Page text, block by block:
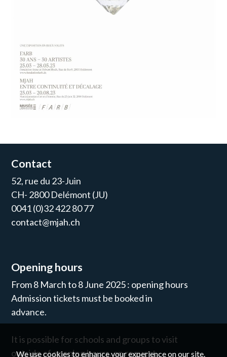
Contact
52, rue du 23-Juin
CH- 2800 Delémont (JU)
0041 (0)32 422 80 77
contact@mjah.ch
Opening hours
From 8 March to 8 June 2025 : opening hours
Admission tickets must be booked in
advance.
It is possible for schools and groups to visit
outside of opening hours, on request.
We use cookies to enhance your experience on our site.